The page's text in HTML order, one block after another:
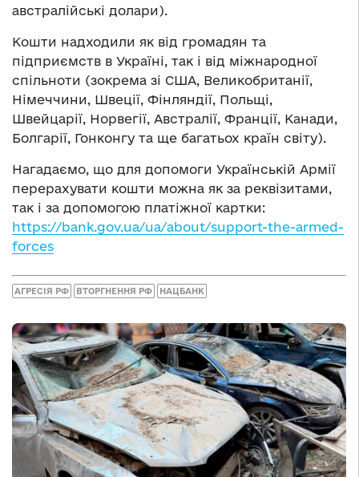
австралійські долари).
Кошти надходили як від громадян та
підприємств в Україні, так і від міжнародної
спільноти (зокрема зі США, Великобританії,
Німеччини, Швеції, Фінляндії, Польщі,
Швейцарії, Норвегії, Австралії, Франції, Канади,
Болгарії, Гонконгу та ще багатьох країн світу).
Нагадаємо, що для допомоги Українській Армії
перерахувати кошти можна як за реквізитами,
так і за допомогою платіжної картки:
https://bank.gov.ua/ua/about/support-the-armed-
forces
АГРЕСІЯ РФ ВТОРГНЕННЯ РФ НАЦБАНК